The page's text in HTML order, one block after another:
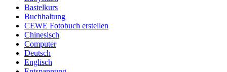
Bastelkurs
Buchhaltung
CEWE Fotobuch erstellen
Chinesisch
Computer
Deutsch
Englisch